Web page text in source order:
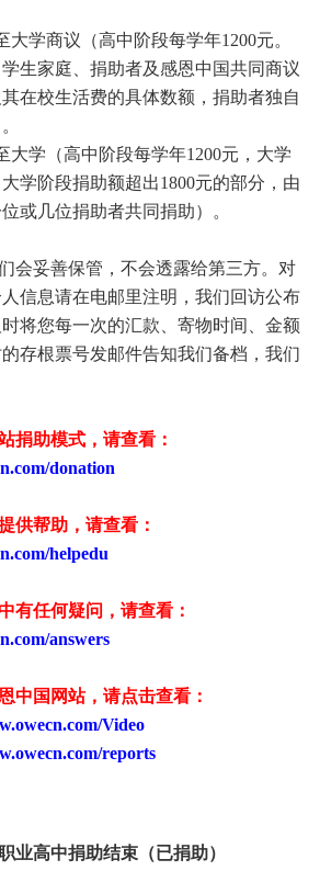
大学商议（高中阶段每学年1200元。
学生家庭、捐助者及感恩中国共同商议
在校生活费的具体数额，捐助者独自
大学（高中阶段每学年1200元，大学
学阶段捐助额超出1800元的部分，由
或几位捐助者共同捐助）。
会妥善保管，不会透露给第三方。对
信息请在电邮里注明，我们回访公布
将您每一次的汇款、寄物时间、金额
存根票号发邮件告知我们备档，我们
捐助模式，请查看：
donation
供帮助，请查看：
helpedu
有任何疑问，请查看：
answers
中国网站，请点击查看：
Video
reports
业高中捐助结束（已捐助）